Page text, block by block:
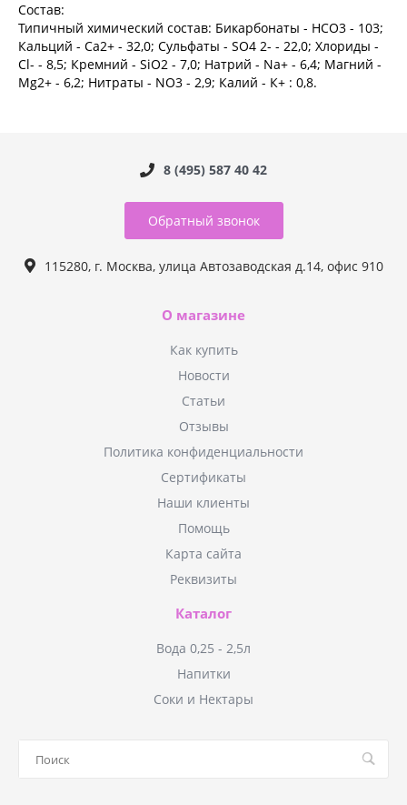
Состав:
Типичный химический состав: Бикарбонаты - HCO3 - 103;
Кальций - Ca2+ - 32,0; Сульфаты - SO4 2- - 22,0; Хлориды -
Cl- - 8,5; Кремний - SiO2 - 7,0; Натрий - Na+ - 6,4; Магний -
Mg2+ - 6,2; Нитраты - NO3 - 2,9; Калий - К+ : 0,8.
8 (495) 587 40 42
Обратный звонок
115280, г. Москва, улица Автозаводская д.14, офис 910
О магазине
Как купить
Новости
Статьи
Отзывы
Политика конфиденциальности
Сертификаты
Наши клиенты
Помощь
Карта сайта
Реквизиты
Каталог
Вода 0,25 - 2,5л
Напитки
Соки и Нектары